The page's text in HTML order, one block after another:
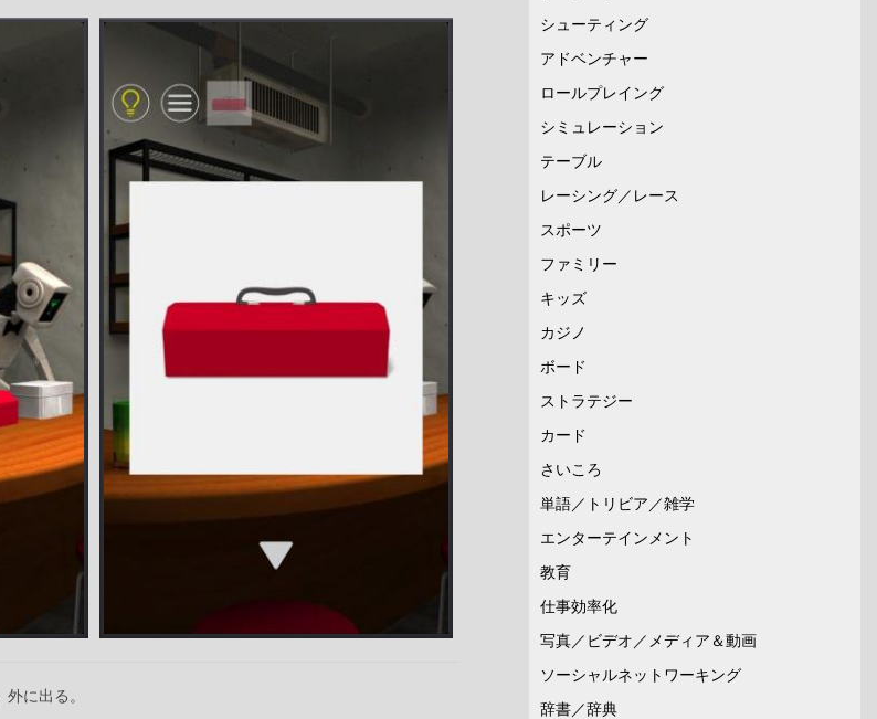
に出る。
シューティング
アドベンチャー
ロールプレイング
シミュレーション
テーブル
レーシング／レース
スポーツ
ファミリー
キッズ
カジノ
ボード
ストラテジー
カード
さいころ
単語／トリビア／雑学
エンターテインメント
教育
仕事効率化
写真／ビデオ／メディア＆動画
ソーシャルネットワーキング
辞書／辞典